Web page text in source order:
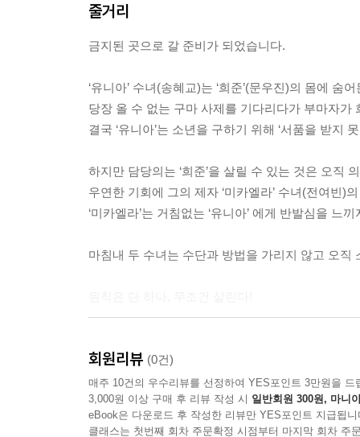
잇츠뉴 It'sNEW
줄거리
금지된 곳으로 갈 준비가 되었습니다.
‘유니아’ 수녀(송혜교)는 ‘희준’(문우진)의 몸에 숨
당장 올 수 없는 구마 사제를 기다리다가 부마자가
결국 ‘유니아’는 소년을 구하기 위해 ‘서품을 받지
하지만 담당의는 ‘희준’을 살릴 수 있는 것은 오직
우연한 기회에 그의 제자 ‘미카엘라’ 수녀(전여빈)
‘미카엘라’는 거침없는 ‘유니아’ 에게 반발심을 느
마침내 두 수녀는 수단과 방법을 가리지 않고 오
회원리뷰 (0건)
매주 10건의 우수리뷰를 선정하여 YES포인트 3만원을 드
3,000원 이상 구매 후 리뷰 작성 시 일반회원 300원, 마니
eBook은 다운로드 후 작성한 리뷰만 YES포인트 지급됩니
클래스는 첫번째 회차 주문확정 시점부터 마지막 회차 주